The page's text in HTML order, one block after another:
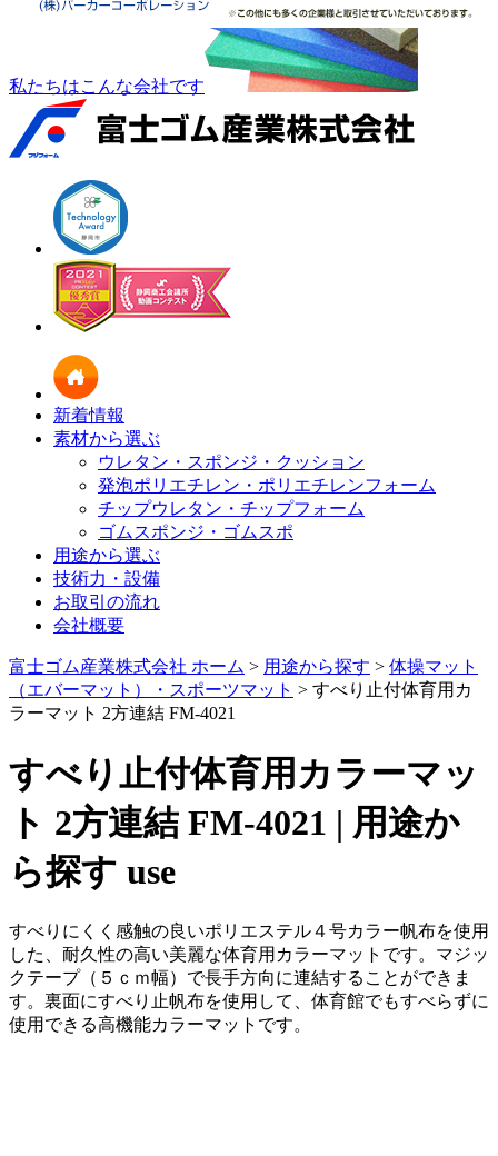
私たちはこんな会社です
新着情報
素材から選ぶ
ウレタン・スポンジ・クッション
発泡ポリエチレン・ポリエチレンフォーム
チップウレタン・チップフォーム
ゴムスポンジ・ゴムスポ
用途から選ぶ
技術力・設備
お取引の流れ
会社概要
富士ゴム産業株式会社 ホーム > 用途から探す > 体操マット
（エバーマット）・スポーツマット > すべり止付体育用カ
ラーマット 2方連結 FM-4021
すべり止付体育用カラーマッ
ト 2方連結 FM-4021 | 用途か
ら探す use
すべりにくく感触の良いポリエステル４号カラー帆布を使用
した、耐久性の高い美麗な体育用カラーマットです。マジッ
クテープ（５ｃｍ幅）で長手方向に連結することができま
す。裏面にすべり止帆布を使用して、体育館でもすべらずに
使用できる高機能カラーマットです。